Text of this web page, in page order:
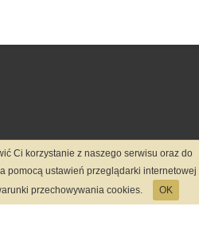
Ci korzystanie z naszego serwisu oraz do
pomocą ustawień przeglądarki internetowej
przechowywania cookies.
OK